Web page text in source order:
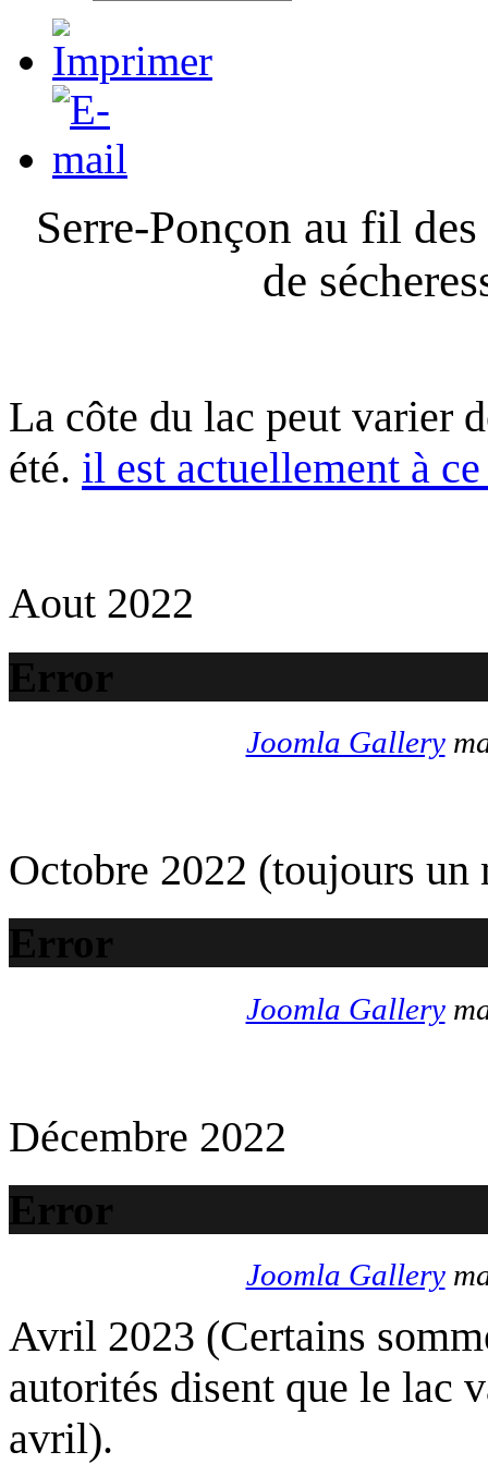
Serre-Ponçon au fil
de
La côte du lac peut varier
été. il est actuellement à
Aout 2022
Error
Joomla Gallery
Octobre 2022 (toujours un
Error
Joomla Gallery
Décembre 2022
Error
Joomla Gallery
Avril 2023 (Certains
autorités disent que le lac
avril).